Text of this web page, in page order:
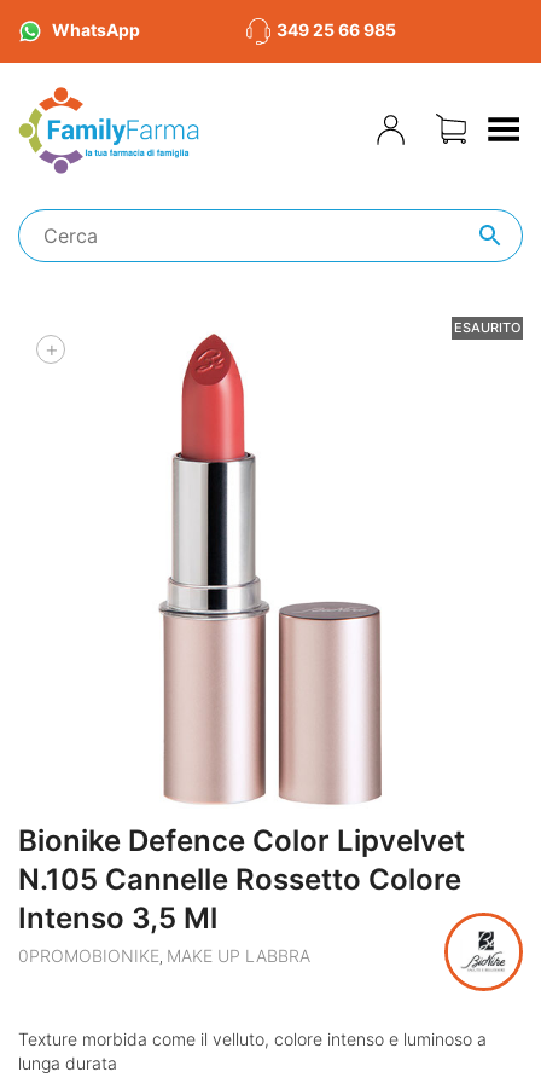
WhatsApp 349 25 66 985
Toggle Menu
ESAURITO
+
Bionike Defence Color Lipvelvet
N.105 Cannelle Rossetto Colore
Intenso 3,5 Ml
0PROMOBIONIKE, MAKE UP LABBRA
Texture morbida come il velluto, colore intenso e luminoso a
lunga durata